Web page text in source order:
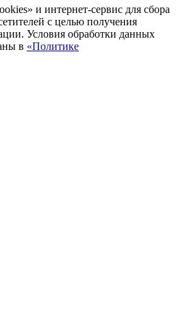
и интернет-сервис для сбора
с целью получения
Условия обработки данных
в «Политике